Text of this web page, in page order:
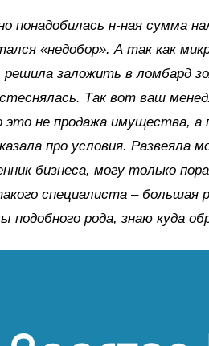
понадобилась н-ная сумма
«недобор». А так как
решила заложить в ломбард
Так вот ваш
это не продажа имущества, а
про условия. Развеяла
бизнеса, могу только
специалиста – большая
подобного рода, знаю куда